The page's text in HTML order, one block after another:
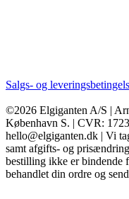
Salgs- og
©2026 Elgiganten A/S |
København S. | CVR:
hello@elgiganten.dk | Vi
samt afgifts- og
bestilling ikke er bindende
behandlet din ordre og